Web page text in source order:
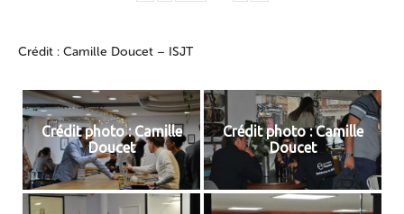
Crédit : Camille Doucet – ISJT
Crédit photo : Camille
Doucet
Crédit photo : Camille
Doucet